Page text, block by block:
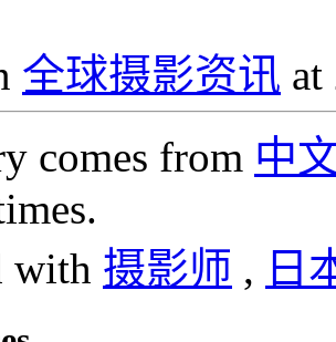
全球摄影资讯 at
comes from 中
with 摄影师 , 日